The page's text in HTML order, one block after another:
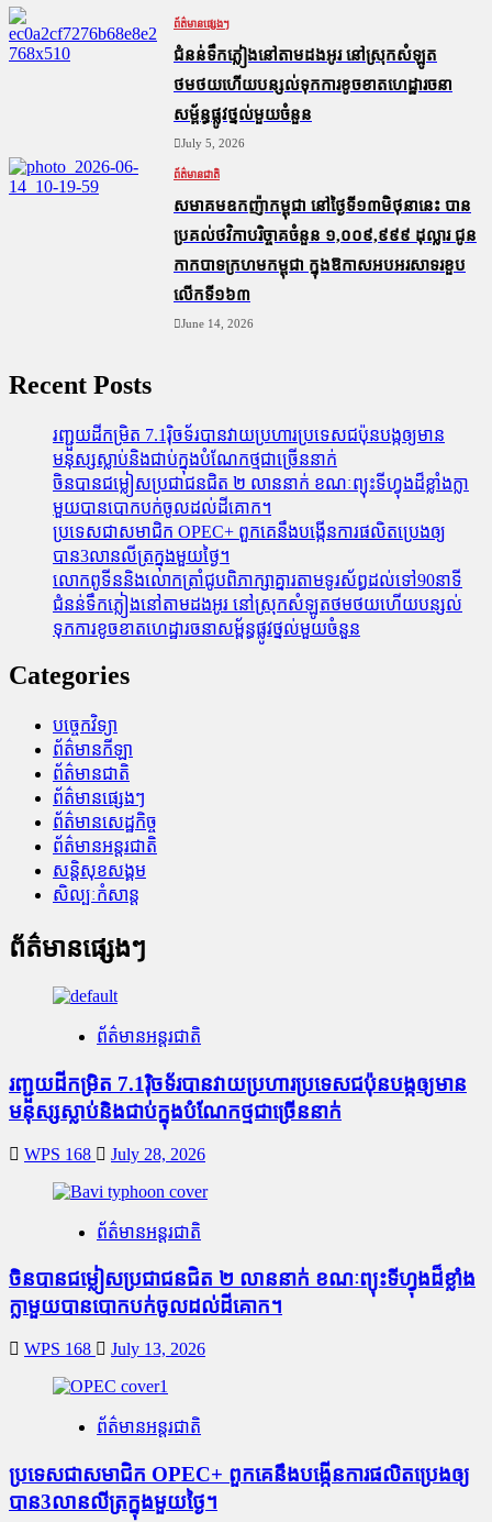
ព័ត៌មានផ្សេងៗ
ជំនន់​ទឹកភ្លៀង​នៅ​តាម​ដងអូរ​ នៅ​ស្រុក​សំឡូត​
ថមថយ​ហើយ​បន្សល់​ទុក​ការ​ខូចខាត​ហេដ្ឋារចនា
សម្ព័ន្ធ​ផ្លូវថ្នល់​មួយ​ចំនួន
July 5, 2026
ព័ត៌មានជាតិ
សមាគមឧកញ៉ាកម្ពុជា នៅថ្ងៃទី១៣មិថុនានេះ បាន
ប្រគល់ថវិកាបរិច្ចាគចំនួន ១,០០៩,៩៩៩ ដុល្លារ ជូន
កាកបាទក្រហមកម្ពុជា ក្នុងឱកាសអបអរសាទរខួប
លើកទី១៦៣
June 14, 2026
Recent Posts
រញ្ជួយដីកម្រិត​ 7.1រ៉ិចទ័របានវាយប្រហារប្រទេសជប៉ុនបង្កឲ្យមាន
មនុស្សស្លាប់​និង​ជាប់ក្នុងបំណែកថ្មជាច្រើននាក់
ចិនបានជម្លៀសប្រជាជនជិត ២ លាននាក់ ខណៈព្យុះទីហ្វុងដ៏ខ្លាំងក្លា
មួយបានបោកបក់ចូលដល់ដីគោក។
ប្រទេសជាសមាជិក OPEC+​ ពួកគេនឹងបង្កើនការផលិតប្រេងឲ្យ
បាន3លានលីត្រក្នុងមួយថ្ងៃ។
លោកពូទីននិងលោកត្រាំជូបពិភាក្សាគ្នារតាមទូរស័ព្ធដល់ទៅ90នាទី
ជំនន់​ទឹកភ្លៀង​នៅ​តាម​ដងអូរ​ នៅ​ស្រុក​សំឡូត​ថមថយ​ហើយ​បន្សល់​
ទុក​ការ​ខូចខាត​ហេដ្ឋារចនាសម្ព័ន្ធ​ផ្លូវថ្នល់​មួយ​ចំនួន
Categories
បច្ចេកវិទ្យា
ព័ត៌មានកីឡា
ព័ត៌មានជាតិ
ព័ត៌មានផ្សេងៗ
ព័ត៌មានសេដ្ឋកិច្ច
ព័ត៌មានអន្តរជាតិ
សន្តិសុខសង្គម
សិល្បៈកំសាន្ត
ព័ត៌មានផ្សេងៗ
ព័ត៌មានអន្តរជាតិ
រញ្ជួយដីកម្រិត​ 7.1រ៉ិចទ័របានវាយប្រហារប្រទេសជប៉ុនបង្កឲ្យមាន
មនុស្សស្លាប់​និង​ជាប់ក្នុងបំណែកថ្មជាច្រើននាក់
WPS 168 July 28, 2026
ព័ត៌មានអន្តរជាតិ
ចិនបានជម្លៀសប្រជាជនជិត ២ លាននាក់ ខណៈព្យុះទីហ្វុងដ៏ខ្លាំង
ក្លាមួយបានបោកបក់ចូលដល់ដីគោក។
WPS 168 July 13, 2026
ព័ត៌មានអន្តរជាតិ
ប្រទេសជាសមាជិក OPEC+​ ពួកគេនឹងបង្កើនការផលិតប្រេងឲ្យ
បាន3លានលីត្រក្នុងមួយថ្ងៃ។